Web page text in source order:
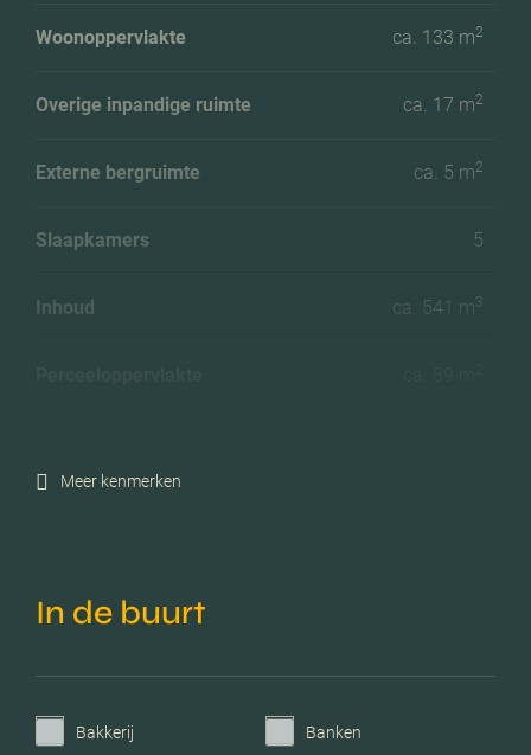
Woonoppervlakte ca. 133 m2
Overige inpandige ruimte ca. 17 m2
Externe bergruimte ca. 5 m2
Slaapkamers 5
Inhoud ca. 541 m3
Verwarming Vloerverwarming geheel
Meer kenmerken
In de buurt
Bakkerij Banken